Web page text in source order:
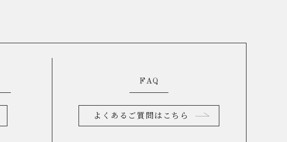
FAQ
よくあるご質問はこちら